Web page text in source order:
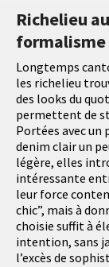
Richelieu
formalisme
Longtemps
les richelieu
des looks du
permettent de
Portées avec
denim clair un
légère, elles
intéressante
leur force
chic”, mais à
choisie suffit à
intention, sans
l’excès de